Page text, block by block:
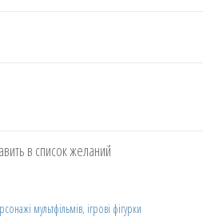
в список желаний
мультфільмів, ігрові фігурки